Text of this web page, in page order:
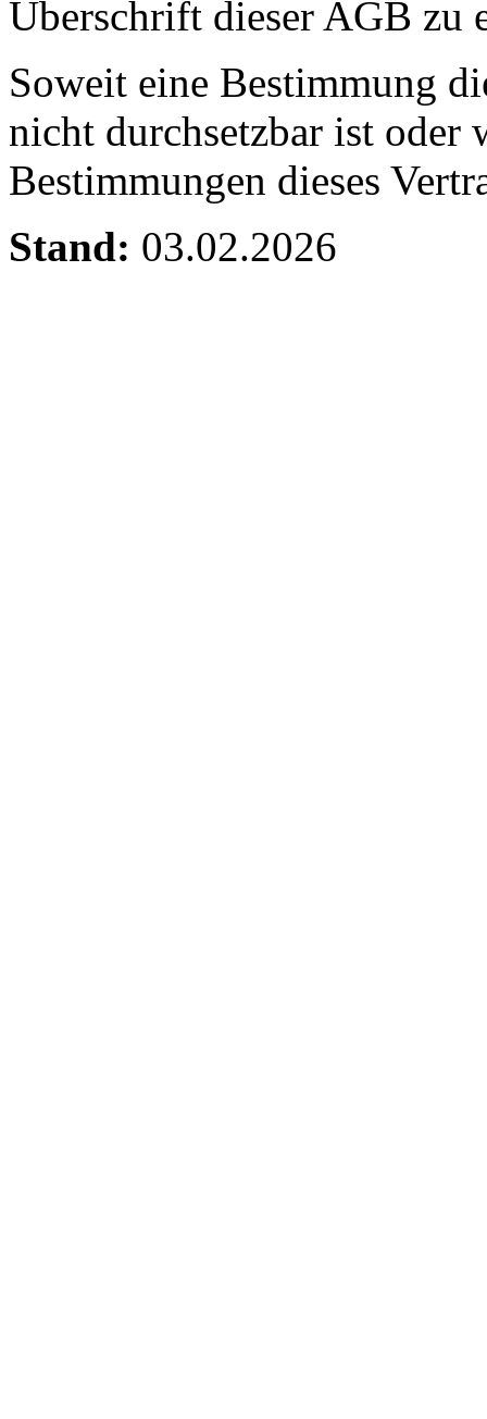
Überschrift dieser AGB zu
Soweit eine Bestimmung
nicht durchsetzbar ist
Bestimmungen dieses
Stand: 03.02.2026